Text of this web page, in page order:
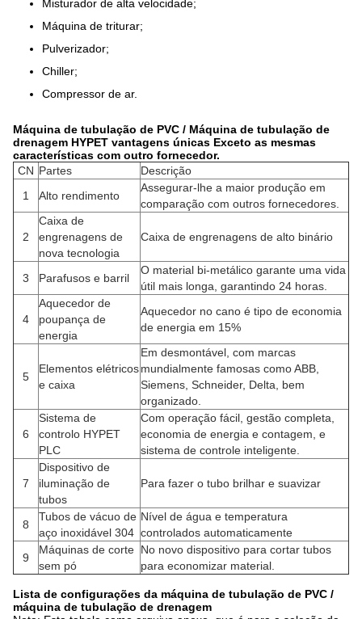
Misturador de alta velocidade;
Máquina de triturar;
Pulverizador;
Chiller;
Compressor de ar.
Máquina de tubulação de PVC / Máquina de tubulação de
drenagem HYPET vantagens únicas Exceto as mesmas
características com outro fornecedor.
CN Partes
Descrição
1
Alto rendimento
Assegurar-lhe a maior produção em
comparação com outros fornecedores.
2
Caixa de
engrenagens de
nova tecnologia
Caixa de engrenagens de alto binário
3 Parafusos e barril
O material bi-metálico garante uma vida
útil mais longa, garantindo 24 horas.
4
Aquecedor de
poupança de
energia
Aquecedor no cano é tipo de economia
de energia em 15%
5
Elementos elétricos
e caixa
Em desmontável, com marcas
mundialmente famosas como ABB,
Siemens, Schneider, Delta, bem
organizado.
6
Sistema de
controlo HYPET
PLC
Com operação fácil, gestão completa,
economia de energia e contagem, e
sistema de controle inteligente.
7
Dispositivo de
iluminação de
tubos
Para fazer o tubo brilhar e suavizar
8
Tubos de vácuo de
aço inoxidável 304
Nível de água e temperatura
controlados automaticamente
9
Máquinas de corte
sem pó
No novo dispositivo para cortar tubos
para economizar material.
Lista de configurações da máquina de tubulação de PVC /
máquina de tubulação de drenagem